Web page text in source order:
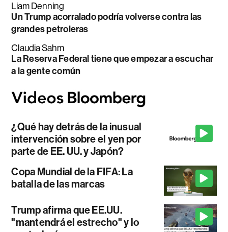
Liam Denning
Un Trump acorralado podría volverse contra las
grandes petroleras
Claudia Sahm
La Reserva Federal tiene que empezar a escuchar
a la gente común
¿Qué hay detrás de la inusual
intervención sobre el yen por
parte de EE. UU. y Japón?
Copa Mundial de la FIFA: La
batalla de las marcas
Trump afirma que EE.UU.
"mantendrá el estrecho" y lo